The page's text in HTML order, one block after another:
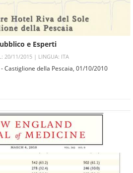
e Esperti
20/11/2015 | LINGUA: ITA
- Castiglione della Pescaia, 01/10/2010